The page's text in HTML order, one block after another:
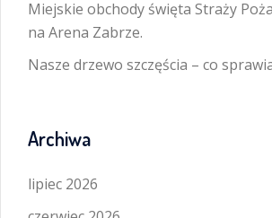
Miejskie obchody święta Straży
na Arena Zabrze.
Nasze drzewo szczęścia – co
Archiwa
lipiec 2026